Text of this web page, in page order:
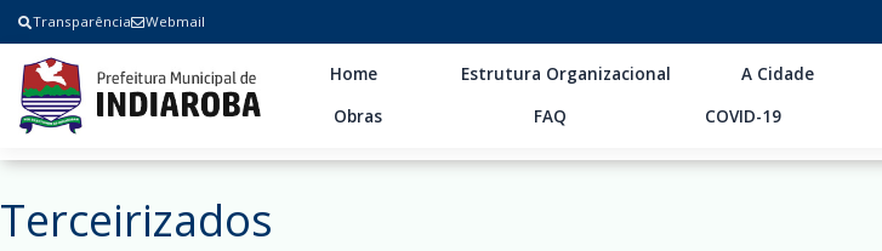
Transparência Webmail
Home Estrutura Organizacional A Cidade
Obras
FAQ COVID-19
Terceirizados